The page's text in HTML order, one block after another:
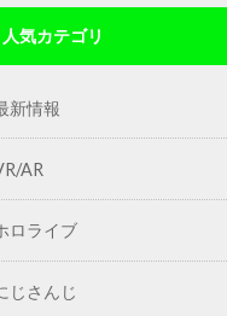
人気カテゴリ
新情報
AR
ロライブ
じさんじ